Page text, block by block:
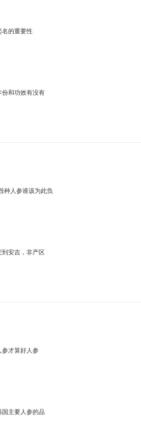
名的重要性
份和功效有没有
种人参谁该为此负
安吉，非产区
才算好人参
主要人参的品